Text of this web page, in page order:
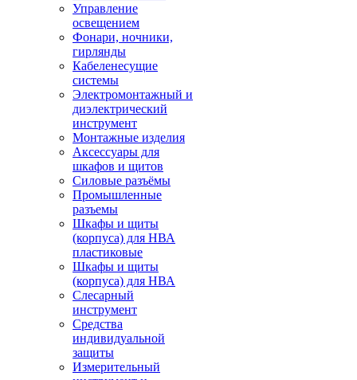
Управление
освещением
Фонари, ночники,
гирлянды
Кабеленесущие
системы
Электромонтажный и
диэлектрический
инструмент
Монтажные изделия
Аксессуары для
шкафов и щитов
Силовые разъёмы
Промышленные
разъемы
Шкафы и щиты
(корпуса) для НВА
пластиковые
Шкафы и щиты
(корпуса) для НВА
Слесарный
инструмент
Средства
индивидуальной
защиты
Измерительный